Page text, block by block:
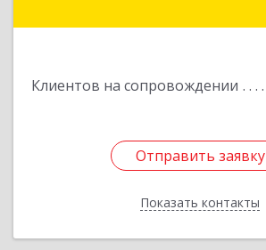
Клиентов на сопровождении
Отправить заявку
Показать контакты
Отправить заявку
Назад